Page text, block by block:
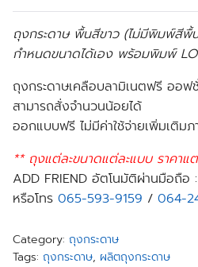
ถุงกระดาษ พื้นสีขาว (ไม่มีพิมพ์สีพื้
กำหนดขนาดได้เอง พร้อมพิมพ์
ถุงกระดาษเคลือบลามิเนตฟรี ออฟ
สามารถสั่งจำนวนน้อยได้
ออกแบบฟรี ไม่มีค่าใช้จ่ายเพิ่มเติม
** ถุงแต่ละขนาดแต่ละแบบ ราคา
ADD FRIEND อัตโนมัติผ่านมือถือ :
หรือโทร 065-593-9159 / 064-
Category: ถุงกระดาษ
Tags: ถุงกระดาษ, ผลิตถุงกระดาษ